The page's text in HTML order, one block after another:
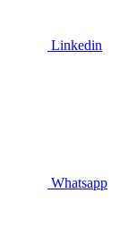
Linkedin
Whatsapp